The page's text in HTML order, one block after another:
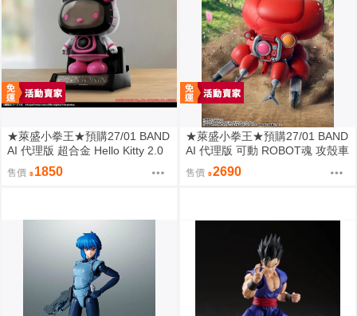
★萊盛小拳王★預購27/01 BAND
AI 代理版 超合金 Hello Kitty 2.0
售價 1850
★萊盛小拳王★預購27/01 BAND
AI 代理版 可動 ROBOT魂 攻殼車
(FUCHIKOMA)
售價 2690